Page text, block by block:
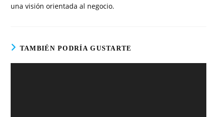
una visión orientada al negocio.
TAMBIÉN PODRÍA GUSTARTE